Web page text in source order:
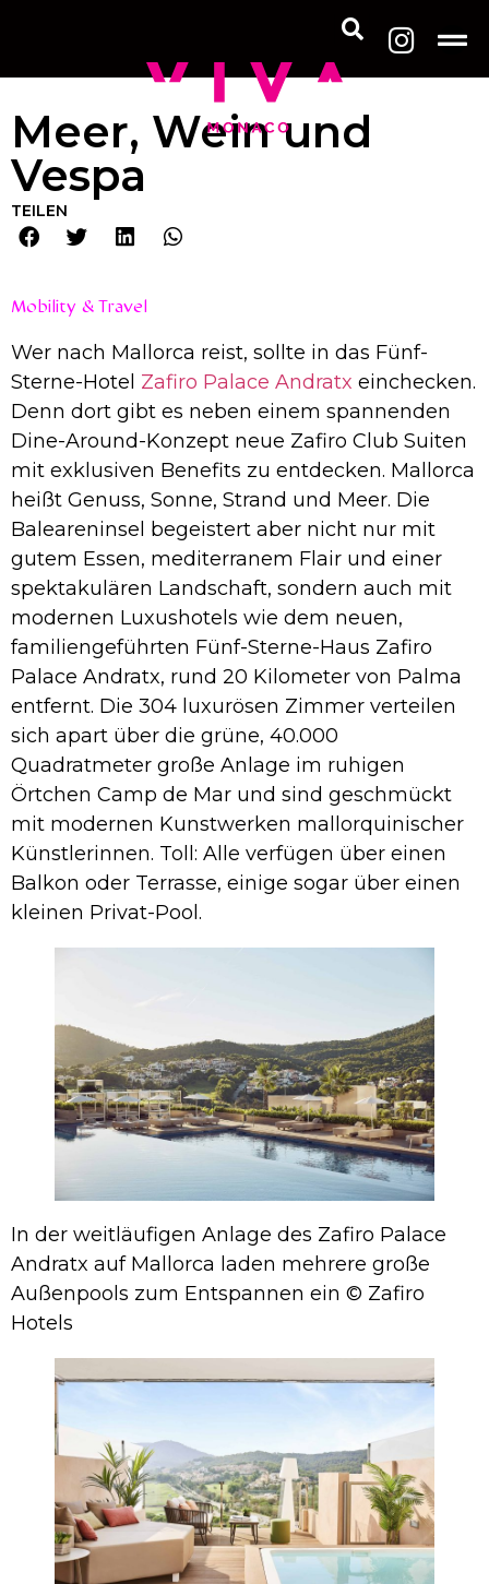
Meer, Wein und
Vespa
TEILEN
Mobility & Travel
Wer nach Mallorca reist, sollte in das Fünf-
Sterne-Hotel Zafiro Palace Andratx einchecken.
Denn dort gibt es neben einem spannenden
Dine-Around-Konzept neue Zafiro Club Suiten
mit exklusiven Benefits zu entdecken. Mallorca
heißt Genuss, Sonne, Strand und Meer. Die
Baleareninsel begeistert aber nicht nur mit
gutem Essen, mediterranem Flair und einer
spektakulären Landschaft, sondern auch mit
modernen Luxushotels wie dem neuen,
familiengeführten Fünf-Sterne-Haus Zafiro
Palace Andratx, rund 20 Kilometer von Palma
entfernt. Die 304 luxurösen Zimmer verteilen
sich apart über die grüne, 40.000
Quadratmeter große Anlage im ruhigen
Örtchen Camp de Mar und sind geschmückt
mit modernen Kunstwerken mallorquinischer
Künstlerinnen. Toll: Alle verfügen über einen
Balkon oder Terrasse, einige sogar über einen
kleinen Privat-Pool.
In der weitläufigen Anlage des Zafiro Palace
Andratx auf Mallorca laden mehrere große
Außenpools zum Entspannen ein © Zafiro
Hotels